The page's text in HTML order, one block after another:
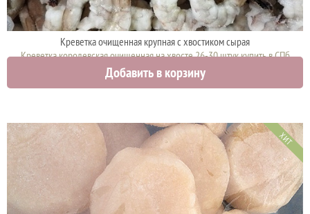
Креветка очищенная крупная с хвостиком сырая
Креветка королевская очищенная на хвосте 26-30 штук купить в СПб
1795 руб.
Добавить в корзину
ХИТ